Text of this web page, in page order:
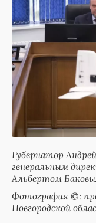
Губернатор
генеральным
Альбертом
Фотография ©:
Новгородской